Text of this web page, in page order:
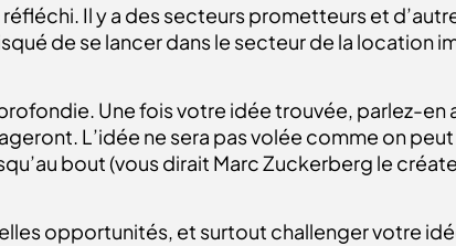
Il y a des secteurs prometteurs et
de se lancer dans le secteur de la location
Une fois votre idée trouvée, parlez-en
L’idée ne sera pas volée comme on peut
bout (vous dirait Marc Zuckerberg le
opportunités, et surtout challenger votre